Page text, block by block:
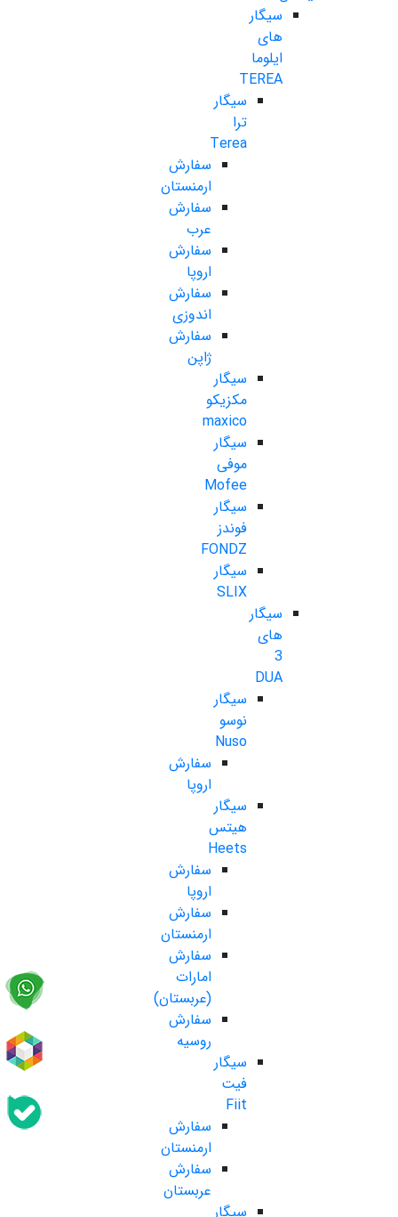
سیگار
های
ایلوما
TEREA
سیگار
ترا
Terea
سفارش
ارمنستان
سفارش
عرب
سفارش
اروپا
سفارش
اندوزی
سفارش
ژاپن
سیگار
مکزیکو
maxico
سیگار
موفی
Mofee
سیگار
فوندز
FONDZ
سیگار
SLIX
سیگار
های
3
DUA
سیگار
نوسو
Nuso
سفارش
اروپا
سیگار
هیتس
Heets
سفارش
اروپا
سفارش
ارمنستان
سفارش
امارات
(عربستان)
سفارش
روسیه
سیگار
فیت
Fiit
سفارش
ارمنستان
سفارش
عربستان
سیگار